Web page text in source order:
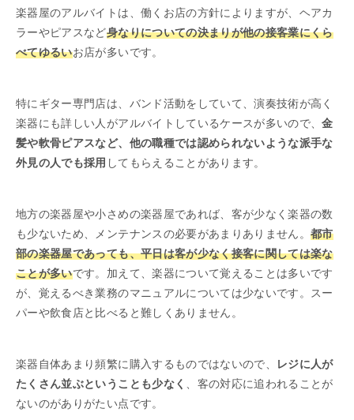
楽器屋のアルバイトは、働くお店の方針によりますが、ヘアカ
ラーやピアスなど身なりについての決まりが他の接客業にくら
べてゆるいお店が多いです。
特にギター専門店は、バンド活動をしていて、演奏技術が高く
楽器にも詳しい人がアルバイトしているケースが多いので、金
髪や軟骨ピアスなど、他の職種では認められないような派手な
外見の人でも採用 してもらえることがあります。
地方の楽器屋や小さめの楽器屋であれば、客が少なく楽器の数
も少ないため、メンテナンスの必要があまりありません。都市
部の楽器屋であっても、平日は客が少なく接客に関しては楽な
ことが多いです。加えて、楽器について覚えることは多いです
が、覚えるべき業務のマニュアルについては少ないです。スー
パーや飲食店と比べると難しくありません。
楽器自体あまり頻繁に購入するものではないので、
レジに人が
たくさん並ぶということも少なく
、客の対応に追われることが
ないのがありがたい点です。